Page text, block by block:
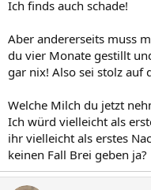
Ich finds auch schade!
Aber andererseits muss
du vier Monate gestillt
gar nix! Also sei stolz auf
Welche Milch du jetzt
Ich würd vielleicht als
ihr vielleicht als erstes
keinen Fall Brei geben ja?